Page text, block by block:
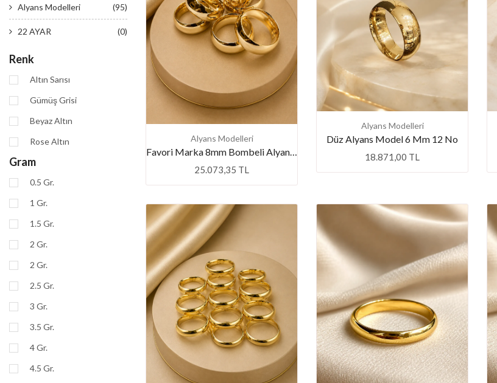
Alyans Modelleri
(95)
22 AYAR (0)
Renk
Altın Sarısı
Gümüş Grisi
Beyaz Altın
Rose Altın
Gram
0.5 Gr.
1 Gr.
1.5 Gr.
2 Gr.
2 Gr.
2.5 Gr.
3 Gr.
3.5 Gr.
4 Gr.
4.5 Gr.
Alyans Modelleri
25.073,35 TL
Alyans Modelleri
Düz Alyans Model 6 Mm 12 No
18.871,00 TL